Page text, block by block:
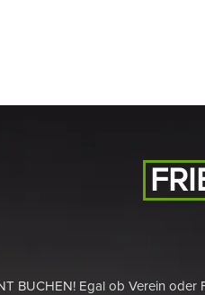
BUCHEN! Egal ob Verein oder